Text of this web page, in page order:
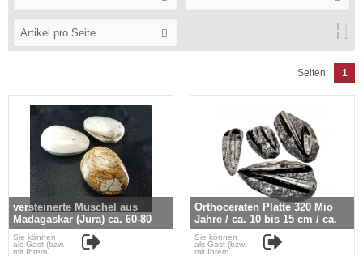
Artikel pro Seite
Seiten: 1
versteinerte Muschel aus
Madagaskar (Jura) ca. 60-80
mm
Sie können
als Gast (bzw.
mit Ihrem
Orthoceraten Platte 320 Mio
Jahre / ca. 10 bis 15 cm / ca.
150 bis 400 gr.
Sie können
als Gast (bzw.
mit Ihrem